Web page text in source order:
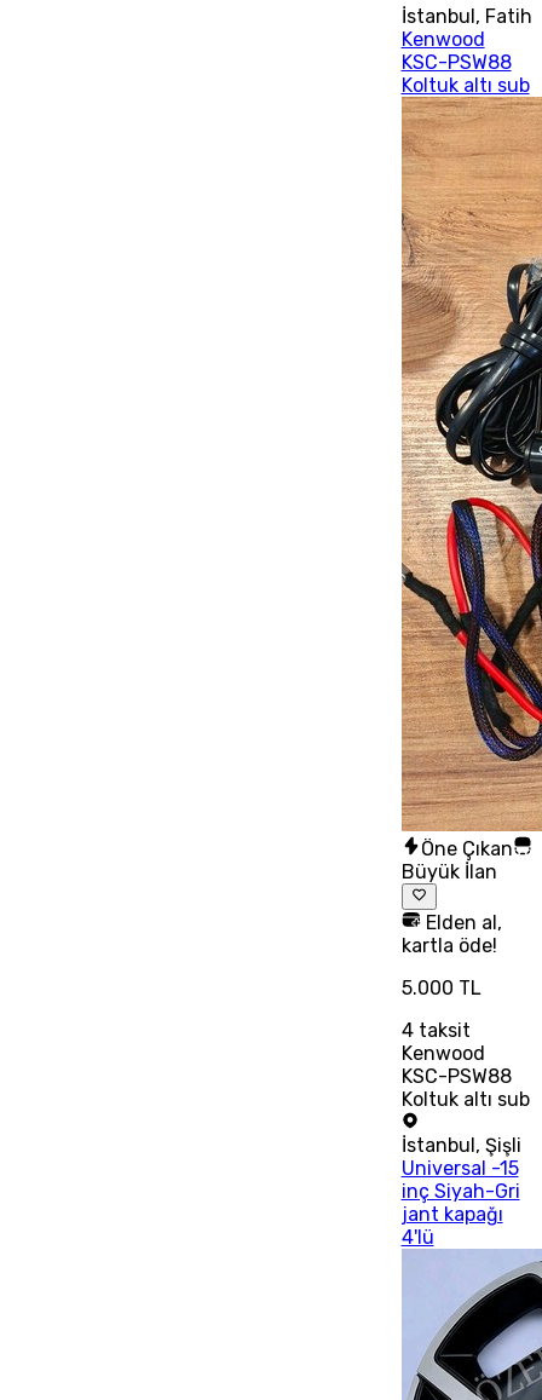
İstanbul, Fatih
Kenwood
KSC-PSW88
Koltuk altı sub
Öne Çıkan
Büyük İlan
Elden al,
kartla öde!
5.000 TL
4taksit
Kenwood
KSC-PSW88
Koltuk altı sub
İstanbul , Şişli
Universal -15
inç Siyah-Gri
jant kapağı
4'lü